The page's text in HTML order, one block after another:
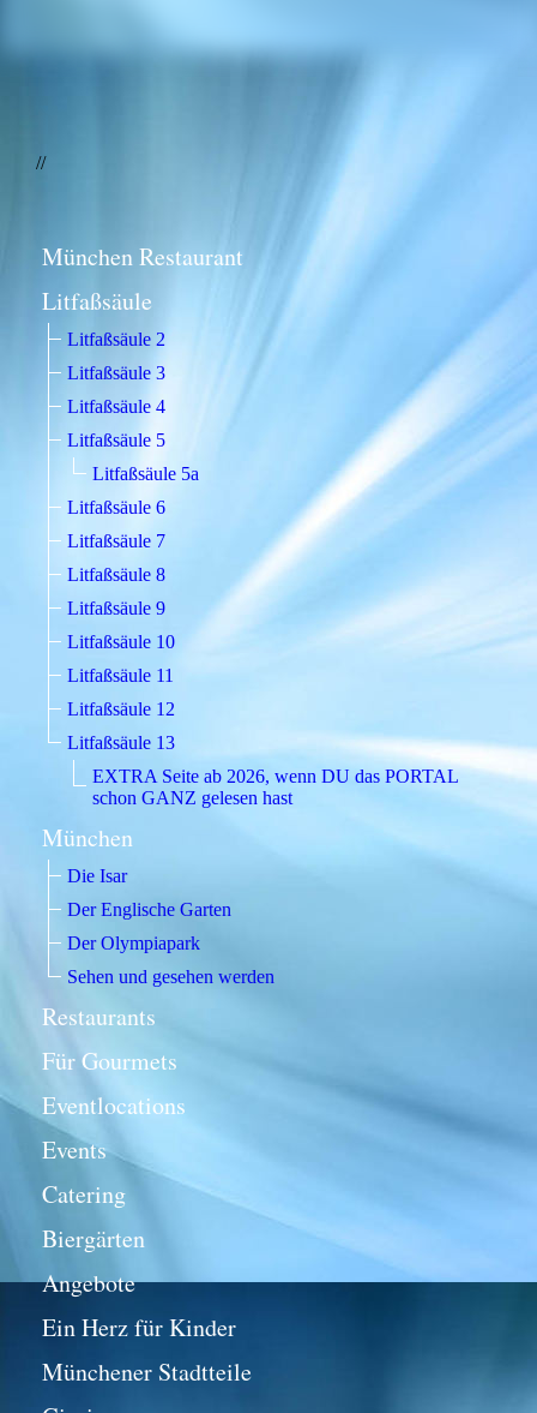
//
München Restaurant
Litfaßsäule
Litfaßsäule 2
Litfaßsäule 3
Litfaßsäule 4
Litfaßsäule 5
Litfaßsäule 5a
Litfaßsäule 6
Litfaßsäule 7
Litfaßsäule 8
Litfaßsäule 9
Litfaßsäule 10
Litfaßsäule 11
Litfaßsäule 12
Litfaßsäule 13
EXTRA Seite ab 2026, wenn DU das PORTAL
schon GANZ gelesen hast
München
Die Isar
Der Englische Garten
Der Olympiapark
Sehen und gesehen werden
Restaurants
Für Gourmets
Eventlocations
Events
Catering
Biergärten
Angebote
Ein Herz für Kinder
Münchener Stadtteile